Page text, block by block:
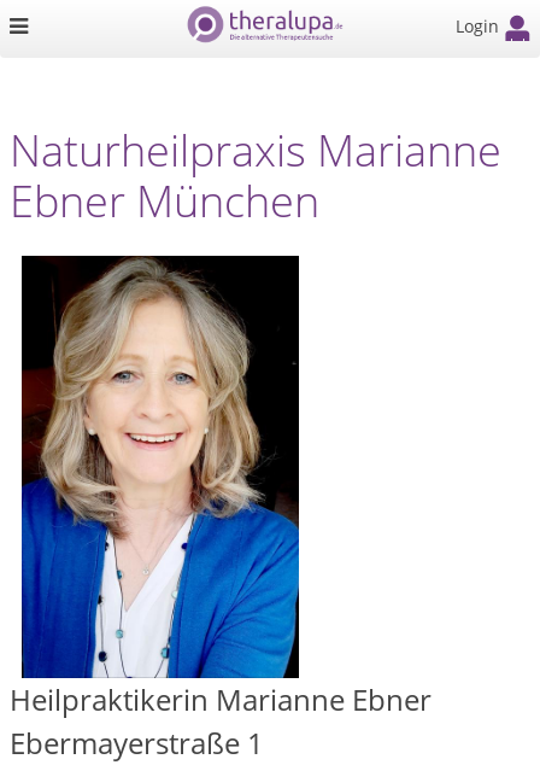
Login
Naturheilpraxis Marianne
Ebner München
Heilpraktikerin Marianne Ebner
Ebermayerstraße 1